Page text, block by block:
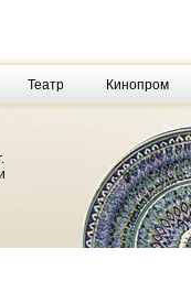
Театр Кинопром